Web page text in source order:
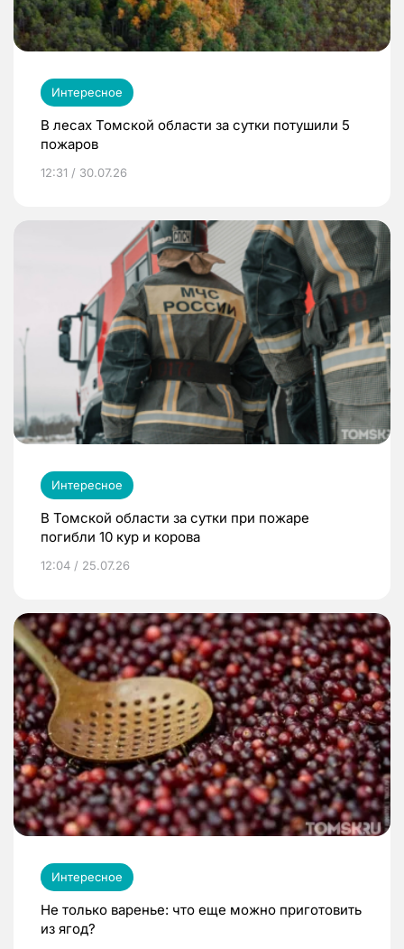
Интересное
В лесах Томской области за сутки потушили 5
пожаров
12:31 / 30.07.26
Интересное
В Томской области за сутки при пожаре
погибли 10 кур и корова
12:04 / 25.07.26
Интересное
Не только варенье: что еще можно приготовить
из ягод?